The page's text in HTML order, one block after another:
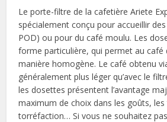
Le porte-filtre de la cafetière Ariete
spécialement conçu pour accueillir
POD) ou pour du café moulu. Les
forme particulière, qui permet au café
manière homogène. Le café obtenu
généralement plus léger qu’avec le
les dosettes présentent l’avantage
maximum de choix dans les goûts,
torréfaction… Si vous ne souhaitez